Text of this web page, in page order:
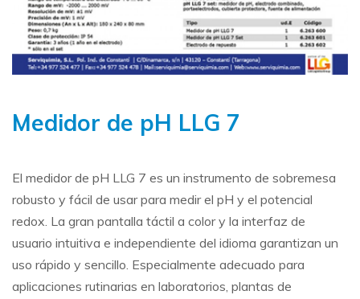
Medidor de pH LLG 7
El medidor de pH LLG 7 es un instrumento de sobremesa
robusto y fácil de usar para medir el pH y el potencial
redox. La gran pantalla táctil a color y la interfaz de
usuario intuitiva e independiente del idioma garantizan un
uso rápido y sencillo. Especialmente adecuado para
aplicaciones rutinarias en laboratorios, plantas de